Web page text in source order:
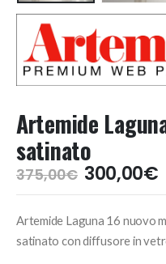
Artemide
satinato
375,00€ Il
prezzo
era:
375,00€.
300,00€Il
Artemide Laguna 16 nuovo
satinato con diffusore in